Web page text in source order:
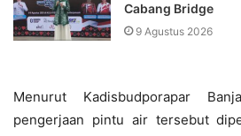
Cabang Bridge
9 Agustus 2026
Menurut Kadisbudporapar
pengerjaan pintu air tersebut